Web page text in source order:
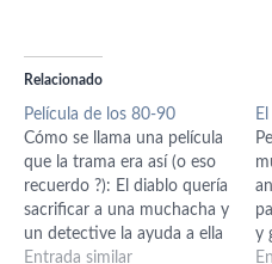
Relacionado
Película de los 80-90
Cómo se llama una película
que la trama era así (o eso
recuerdo ?): El diablo quería
sacrificar a una muchacha y
un detective la ayuda a ella
para que eso no pase. Al
Entrada similar
y